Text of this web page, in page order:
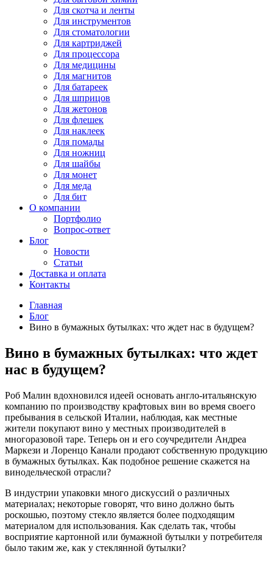
Для скотча и ленты
Для инструментов
Для стоматологии
Для картриджей
Для процессора
Для медицины
Для магнитов
Для батареек
Для шприцов
Для жетонов
Для флешек
Для наклеек
Для помады
Для ножниц
Для шайбы
Для монет
Для меда
Для бит
О компании
Портфолио
Вопрос-ответ
Блог
Новости
Статьи
Доставка и оплата
Контакты
Главная
Блог
Вино в бумажных бутылках: что ждет нас в будущем?
Вино в бумажных бутылках: что ждет
нас в будущем?
Роб Малин вдохновился идеей основать англо-итальянскую
компанию по производству крафтовых вин во время своего
пребывания в сельской Италии, наблюдая, как местные
жители покупают вино у местных производителей в
многоразовой таре. Теперь он и его соучредители Андреа
Маркези и Лоренцо Канали продают собственную продукцию
в бумажных бутылках. Как подобное решение скажется на
винодельческой отрасли?
В индустрии упаковки много дискуссий о различных
материалах; некоторые говорят, что вино должно быть
роскошью, поэтому стекло является более подходящим
материалом для использования. Как сделать так, чтобы
восприятие картонной или бумажной бутылки у потребителя
было таким же, как у стеклянной бутылки?